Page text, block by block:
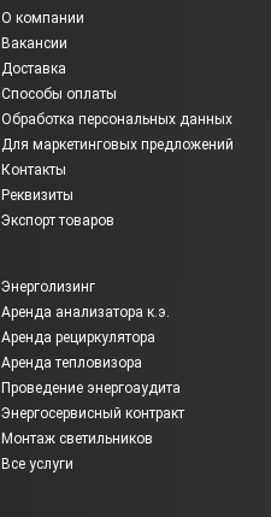
О компании
Вакансии
Доставка
Способы оплаты
Обработка персональных данных
Для маркетинговых предложений
Контакты
Реквизиты
Экспорт товаров
Энерголизинг
Аренда анализатора к.э.
Аренда рециркулятора
Аренда тепловизора
Проведение энергоаудита
Энергосервисный контракт
Монтаж светильников
Все услуги